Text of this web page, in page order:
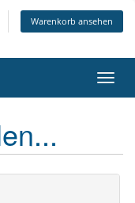
Warenkorb ansehen
ein-/